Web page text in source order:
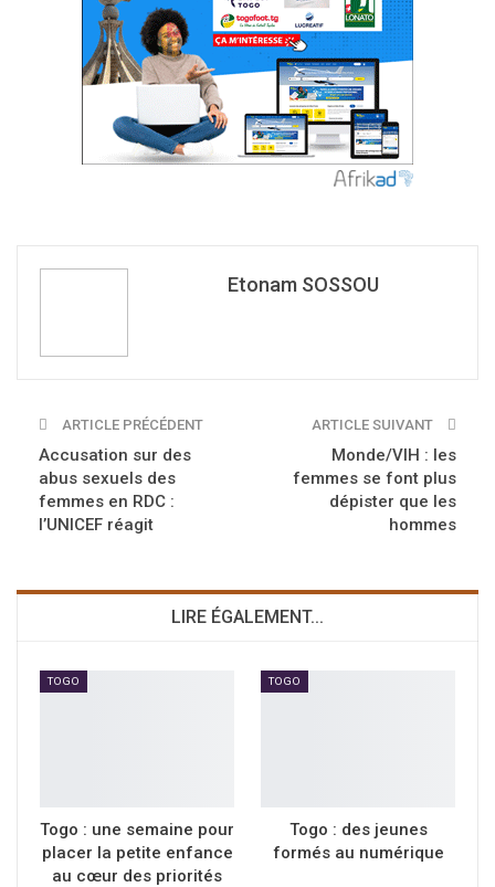
Etonam SOSSOU
ARTICLE PRÉCÉDENT
Accusation sur des
abus sexuels des
femmes en RDC :
l’UNICEF réagit
ARTICLE SUIVANT
Monde/VIH : les
femmes se font plus
dépister que les
hommes
LIRE ÉGALEMENT...
TOGO
Togo : une semaine pour
placer la petite enfance
au cœur des priorités
TOGO
Togo : des jeunes
formés au numérique